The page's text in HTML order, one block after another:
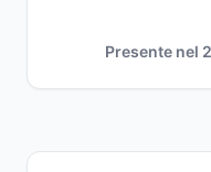
Presente nel